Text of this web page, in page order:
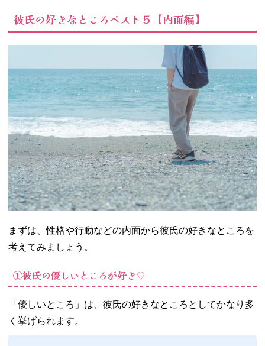
き♡
♡
− ⑤彼氏の
見た目とギ
ャップがあ
るところが
好き♡
02. 彼氏の好きな
ところベスト５
【外見編】
− ①彼氏の
好き♡
− ②彼氏の
イルが素敵
♡
筋肉質なと
ころが好き
彼氏の好きなところベスト５【内面編】
まずは、性格や行動などの内面から彼氏の好きなところを
考えてみましょう。
①彼氏の優しいところが好き♡
「優しいところ」は、彼氏の好きなところとしてかなり多
く挙げられます。